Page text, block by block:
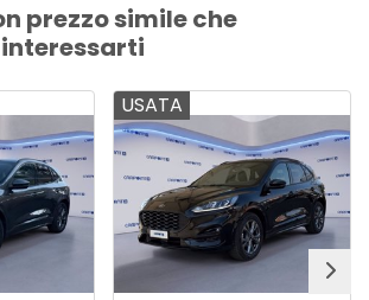
prezzo simile che
USATA